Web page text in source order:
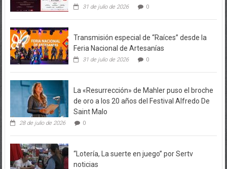
31 de julio de 2026 0
Transmisión especial de “Raíces” desde la
Feria Nacional de Artesanías
31 de julio de 2026 0
La «Resurrección» de Mahler puso el broche
de oro a los 20 años del Festival Alfredo De
Saint Malo
28 de julio de 2026 0
“Lotería, La suerte en juego” por Sertv
noticias